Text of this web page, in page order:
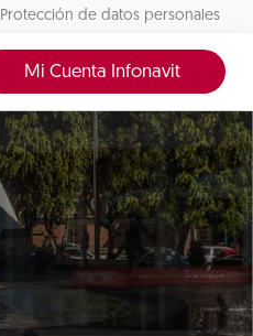
Protección de datos personales
Mi Cuenta Infonavit